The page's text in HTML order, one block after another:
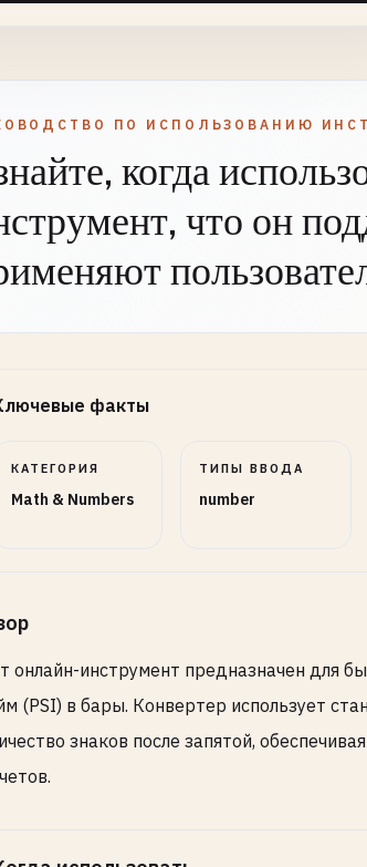
ПО ИСПОЛЬЗОВАНИЮ
когда
что он
факты
КАТЕГОРИЯ
Math & Numbers
ТИПЫ ВВОДА
number
онлайн-инструмент предназначен для
(PSI) в бары. Конвертер использует
знаков после запятой,